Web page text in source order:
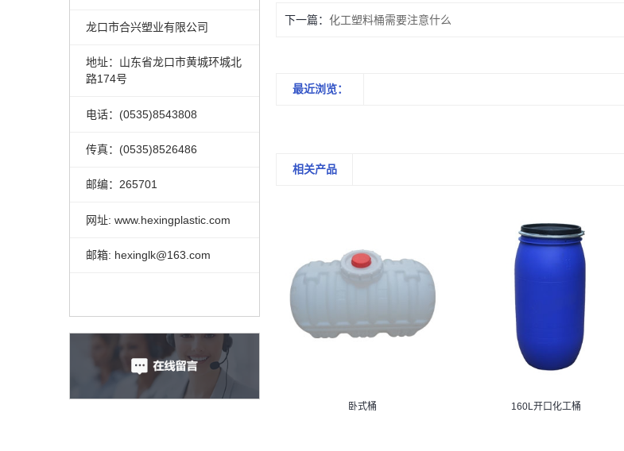
龙口市合兴塑业有限公司
地址：山东省龙口市黄城环城北
路174号
电话：(0535)8543808
传真：(0535)8526486
邮编：265701
网址: www.hexingplastic.com
邮箱: hexinglk@163.com
下一篇： 化工塑料桶需要注意什么
最近浏览：
相关产品
卧式桶 160L开口化工桶